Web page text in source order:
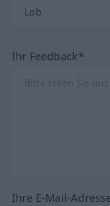
Ihr Feedback*
Ihre E-Mail-